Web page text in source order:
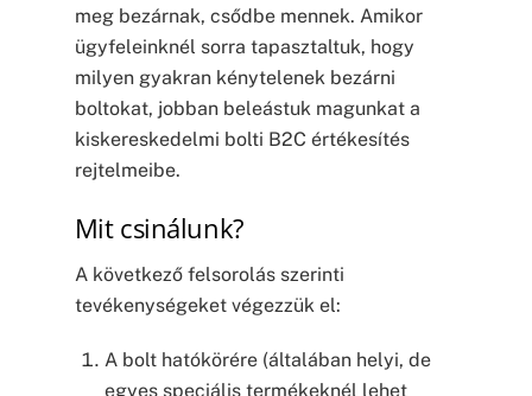
meg bezárnak, csődbe mennek. Amikor
ügyfeleinknél sorra tapasztaltuk, hogy
milyen gyakran kénytelenek bezárni
boltokat, jobban beleástuk magunkat a
kiskereskedelmi bolti B2C értékesítés
rejtelmeibe.
Mit csinálunk?
A következő felsorolás szerinti
tevékenységeket végezzük el:
A bolt hatókörére (általában helyi, de
egyes speciális termékeknél lehet